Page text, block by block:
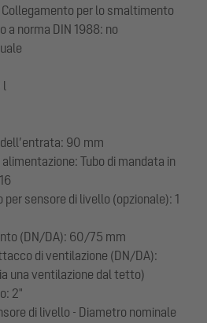
per lo smaltimento
a norma DIN 1988: no
l
90 mm
Tubo di mandata in
sensore di livello (opzionale): 1
(DN/DA): 60/75 mm
di ventilazione (DN/DA):
una ventilazione dal tetto)
2"
di livello - Diametro nominale